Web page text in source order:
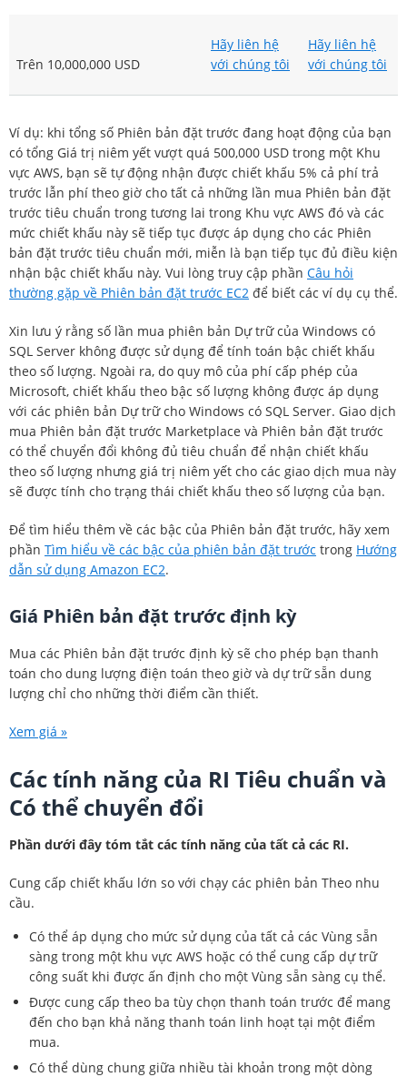
Trên 10,000,000 USD
Hãy liên hệ
với chúng tôi
Hãy liên hệ
với chúng tôi
Ví dụ: khi tổng số Phiên bản đặt trước đang hoạt động của bạn
có tổng Giá trị niêm yết vượt quá 500,000 USD trong một Khu
vực AWS, bạn sẽ tự động nhận được chiết khấu 5% cả phí trả
trước lẫn phí theo giờ cho tất cả những lần mua Phiên bản đặt
trước tiêu chuẩn trong tương lai trong Khu vực AWS đó và các
mức chiết khấu này sẽ tiếp tục được áp dụng cho các Phiên
bản đặt trước tiêu chuẩn mới, miễn là bạn tiếp tục đủ điều kiện
nhận bậc chiết khấu này. Vui lòng truy cập phần Câu hỏi
thường gặp về Phiên bản đặt trước EC2 để biết các ví dụ cụ thể.
Xin lưu ý rằng số lần mua phiên bản Dự trữ của Windows có
SQL Server không được sử dụng để tính toán bậc chiết khấu
theo số lượng. Ngoài ra, do quy mô của phí cấp phép của
Microsoft, chiết khấu theo bậc số lượng không được áp dụng
với các phiên bản Dự trữ cho Windows có SQL Server. Giao dịch
mua Phiên bản đặt trước Marketplace và Phiên bản đặt trước
có thể chuyển đổi không đủ tiêu chuẩn để nhận chiết khấu
theo số lượng nhưng giá trị niêm yết cho các giao dịch mua này
sẽ được tính cho trạng thái chiết khấu theo số lượng của bạn.
Để tìm hiểu thêm về các bậc của Phiên bản đặt trước, hãy xem
phần Tìm hiểu về các bậc của phiên bản đặt trước trong Hướng
dẫn sử dụng Amazon EC2.
Giá Phiên bản đặt trước định kỳ
Mua các Phiên bản đặt trước định kỳ sẽ cho phép bạn thanh
toán cho dung lượng điện toán theo giờ và dự trữ sẵn dung
lượng chỉ cho những thời điểm cần thiết.
Xem giá »
Các tính năng của RI Tiêu chuẩn và
Có thể chuyển đổi
Phần dưới đây tóm tắt các tính năng của tất cả các RI.
Cung cấp chiết khấu lớn so với chạy các phiên bản Theo nhu
cầu.
Có thể áp dụng cho mức sử dụng của tất cả các Vùng sẵn
sàng trong một khu vực AWS hoặc có thể cung cấp dự trữ
công suất khi được ấn định cho một Vùng sẵn sàng cụ thể.
Được cung cấp theo ba tùy chọn thanh toán trước để mang
đến cho bạn khả năng thanh toán linh hoạt tại một điểm
mua.
Có thể dùng chung giữa nhiều tài khoản trong một dòng